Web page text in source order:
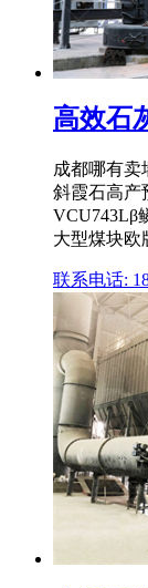
高效石
成都哪有卖
斜霞石高产
VCU743Lβ
大型煤块欧
联系电话: